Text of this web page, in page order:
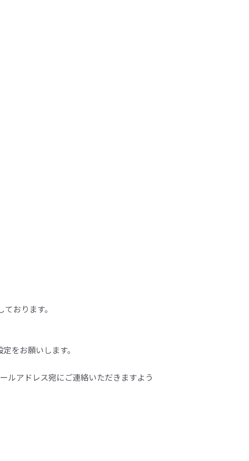
おります。
をお願いします。
ルアドレス宛にご連絡いただきますよう